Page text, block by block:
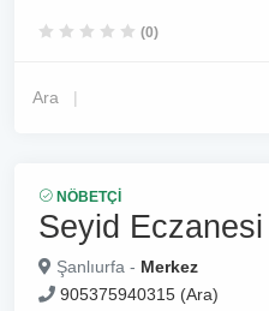
(0)
Ara
NÖBETÇI
Seyid Eczanesi
Şanlıurfa - Merkez
905375940315 (Ara)